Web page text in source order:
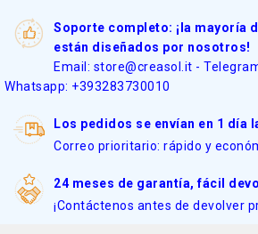
Soporte completo: ¡la mayoría
están diseñados por nosotros!
Email: store@creasol.it -
Whatsapp: +393283730010
Los pedidos se envían en 1 día
Correo prioritario: rápido y
24 meses de garantía, fácil
¡Contáctenos antes de devolver